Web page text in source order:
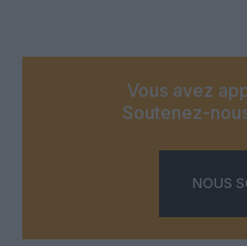
Vous avez
Soutenez-
NOUS